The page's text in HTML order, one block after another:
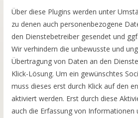
Über diese Plugins werden unter
zu denen auch personenbezogene
den Dienstebetreiber gesendet und
Wir verhindern die unbewusste und
Übertragung von Daten an den
Klick-Lösung. Um ein gewünschtes
muss dieses erst durch Klick auf den
aktiviert werden. Erst durch diese
auch die Erfassung von Informationen